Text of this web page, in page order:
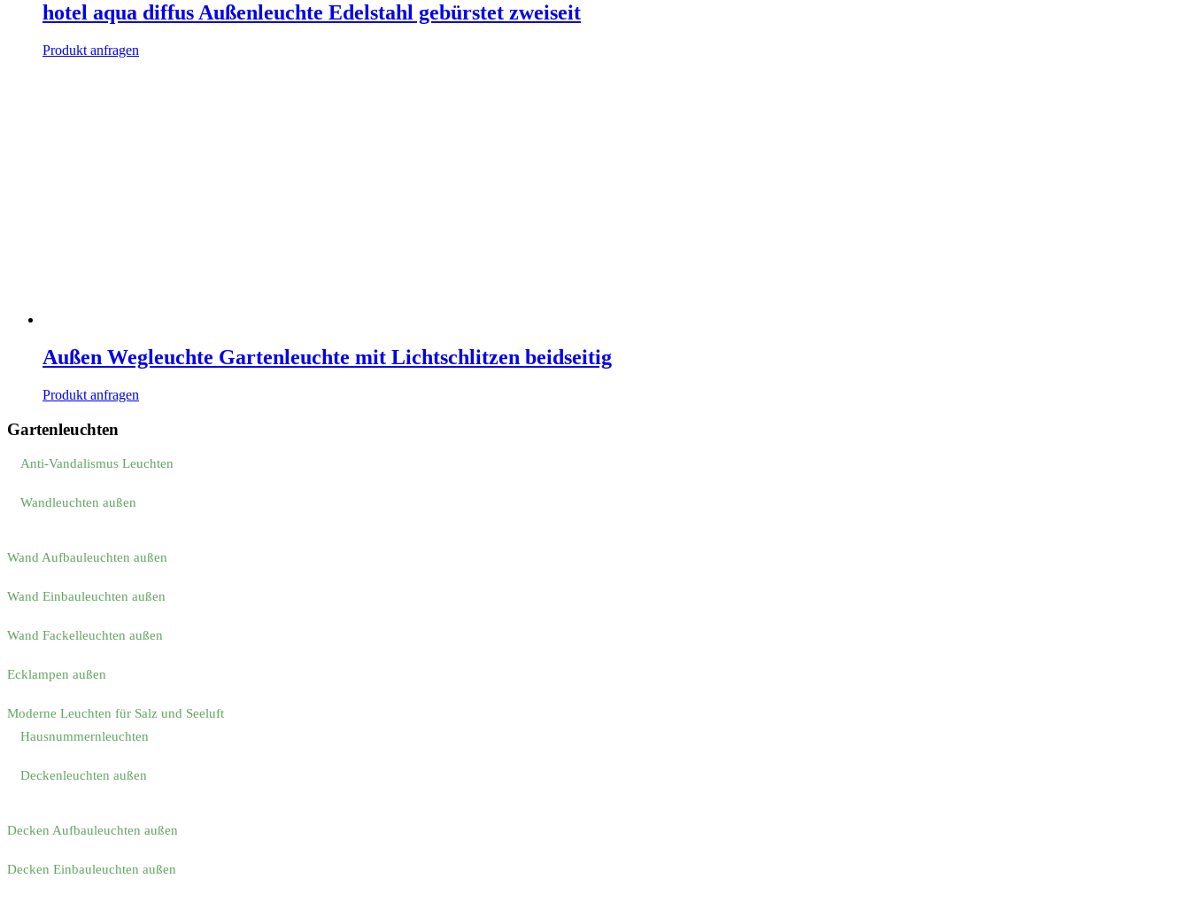
hotel aqua diffus Außenleuchte Edelstahl gebürstet zweiseit
Produkt anfragen
Außen Wegleuchte Gartenleuchte mit Lichtschlitzen beidseitig
Produkt anfragen
Gartenleuchten
Anti-Vandalismus Leuchten
Wandleuchten außen
Wand Aufbauleuchten außen
Wand Einbauleuchten außen
Wand Fackelleuchten außen
Ecklampen außen
Moderne Leuchten für Salz und Seeluft
Hausnummernleuchten
Deckenleuchten außen
Decken Aufbauleuchten außen
Decken Einbauleuchten außen